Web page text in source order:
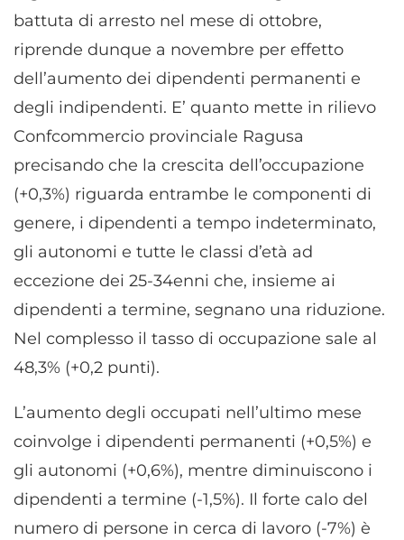
battuta di arresto nel mese di ottobre,
riprende dunque a novembre per effetto
dell’aumento dei dipendenti permanenti e
degli indipendenti. E’ quanto mette in rilievo
Confcommercio provinciale Ragusa
precisando che la crescita dell’occupazione
(+0,3%) riguarda entrambe le componenti di
genere, i dipendenti a tempo indeterminato,
gli autonomi e tutte le classi d’età ad
eccezione dei 25-34enni che, insieme ai
dipendenti a termine, segnano una riduzione.
Nel complesso il tasso di occupazione sale al
48,3% (+0,2 punti).
L’aumento degli occupati nell’ultimo mese
coinvolge i dipendenti permanenti (+0,5%) e
gli autonomi (+0,6%), mentre diminuiscono i
dipendenti a termine (-1,5%). Il forte calo del
numero di persone in cerca di lavoro (-7%) è